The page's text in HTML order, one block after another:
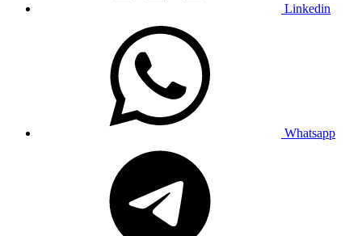
Linkedin
Whatsapp